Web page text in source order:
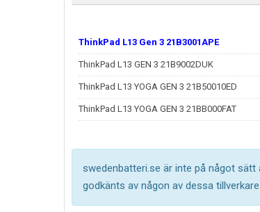
ThinkPad L13 Gen 3 21B3001APE
ThinkPad L13 GEN 3 21B9002DUK
ThinkPad L13 YOGA GEN 3 21B50010ED
ThinkPad L13 YOGA GEN 3 21BB000FAT
swedenbatteri.se är inte på något
godkänts av någon av dessa